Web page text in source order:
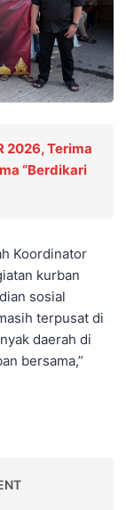
2026, Terima
“Berdikari
Koordinator
kurban
sosial
terpusat di
daerah di
bersama,”